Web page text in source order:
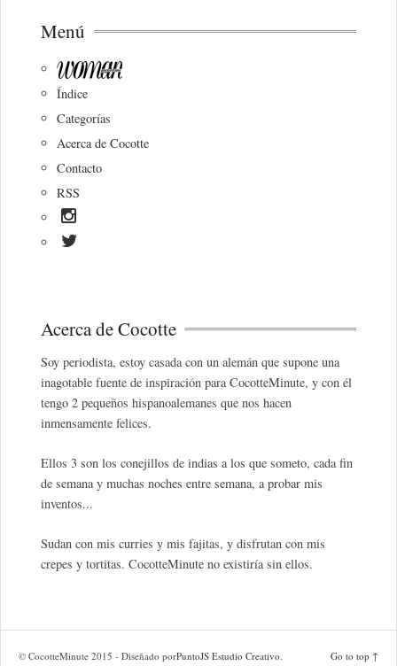
Menú
Índice
Categorías
Acerca de Cocotte
Contacto
RSS
Acerca de Cocotte
Soy periodista, estoy casada con un alemán que supone una
inagotable fuente de inspiración para CocotteMinute, y con él
tengo 2 pequeños hispanoalemanes que nos hacen
inmensamente felices.
Ellos 3 son los conejillos de indias a los que someto, cada fin
de semana y muchas noches entre semana, a probar mis
inventos...
Sudan con mis curries y mis fajitas, y disfrutan con mis
crepes y tortitas. CocotteMinute no existiría sin ellos.
© CocotteMinute 2015 - Diseñado porPuntoJS Estudio Creativo Go to top ↑